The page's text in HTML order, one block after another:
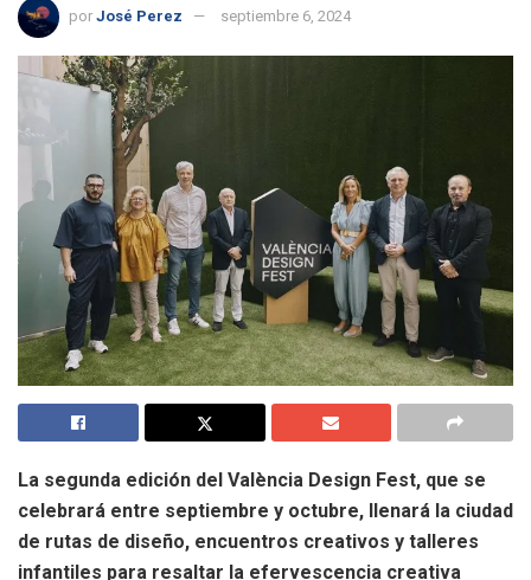
por José Perez septiembre 6, 2024
La segunda edición del València Design Fest, que se
celebrará entre septiembre y octubre, llenará la ciudad
de rutas de diseño, encuentros creativos y talleres
infantiles para resaltar la efervescencia creativa